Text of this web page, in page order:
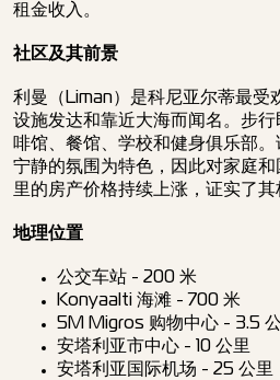
租金收入。
社区及其前景
利曼（Liman）是科尼亚尔蒂最受
设施发达和靠近大海而闻名。步
啡馆、餐馆、学校和健身俱乐部
宁静的氛围为特色，因此对家庭
里的房产价格持续上涨，证实了其
地理位置
公交车站 - 200 米
Konyaalti 海滩 - 700 米
5M Migros 购物中心 - 3.5
安塔利亚市中心 - 10 公里
安塔利亚国际机场 - 25 公里